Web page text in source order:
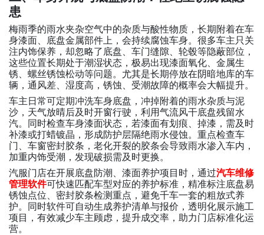
患
梅雨季的雨水夹杂空气中的杂质与酸性物质，长期附着在车
身漆面、底盘金属部件上，会持续腐蚀车身。很多车主只关
注内饰保养，却忽略了底盘、车门缝隙、轮毂等隐蔽部位，
这些位置长期处于潮湿状态，极易出现漆面氧化、金属生
锈、螺丝锈蚀松动等问题。尤其是长期停放在阴暗地库的车
辆，通风差、湿度高，锈蚀、受潮故障的概率会大幅提升。
车主日常可定期冲洗车身底盘，冲掉附着的雨水杂质与泥
沙，天气放晴后及时开窗行驶，利用气流风干底盘残留水
汽。同时检查车身漆面状态，若漆面有划痕、掉漆，需及时
补漆或打蜡镀晶，形成防护层隔绝雨水侵蚀。重点检查车
门、车窗密封胶条，老化开裂的胶条会导致雨水渗入车内，
加重内饰受潮，发现破损需及时更换。
汽服门店在开展底盘防潮、漆面养护项目时，通过汽车维修
管理软件可快速匹配车型对应的养护标准，精准标注底盘易
锈蚀点位、密封胶条检测重点，避免千车一套的粗放式养
护。同时软件可自动生成养护清单与报价，透明化展示施工
项目，有效减少车主顾虑，提升成交率，助力门店标准化运
营。